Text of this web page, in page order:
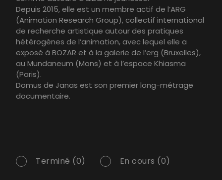
Depuis 2015, elle est un membre actif de l’ARG
(Animation Research Group), collectif international
de recherche artistique autour des pratiques
hétérogènes de l’animation, avec lequel elle a
exposé à BOZAR et à la galerie de l’erg (Bruxelles),
au Mundaneum (Mons) et à l’espace Khiasma
(Paris).
Domus de Janas est son premier long-métrage
documentaire.
Terminé (0) En cours (0)